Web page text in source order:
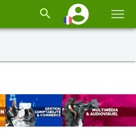
la